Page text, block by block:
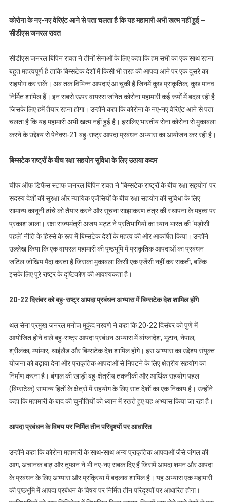
|
Uttarakhand
|
कोरोना के नए-नए वेरिएंट आने से पता चलता है कि यह महामारी अभी खत्म नहीं हुई –
सीडीएस जनरल रावत
सीडीएस जनरल बिपिन रावत ने तीनों सेनाओं के लिए कहा कि हम सभी का एक साथ रहना
बहुत महत्वपूर्ण है ताकि बिम्सटेक देशों में किसी भी तरह की आपदा आने पर एक दूसरे का
सहयोग कर सकें। अब तक विभिन्न आपदाएं आ चुकी हैं जिनमें कुछ प्राकृतिक, कुछ मानव
निर्मित शामिल हैं। इन सबसे ऊपर वायरस जनित कोरोना महामारी कई रूपों में बदल रही है
जिसके लिए हमें तैयार रहना होगा। उन्होंने कहा कि कोरोना के नए-नए वेरिएंट आने से पता
चलता है कि यह महामारी अभी खत्म नहीं हुई है। इसलिए भारतीय सेना कोरोना से मुकाबला
करने के उद्देश्य से पेनेक्स-21 बहु-राष्ट्र आपदा प्रबंधन अभ्यास का आयोजन कर रही है।
बिम्सटेक राष्ट्रों के बीच रक्षा सहयोग सुविधा के लिए उठाया कदम
चीफ ऑफ डिफेंस स्टाफ जनरल बिपिन रावत ने ‘बिम्सटेक राष्ट्रों के बीच रक्षा सहयोग’ पर
सदस्य देशों की सुरक्षा और न्यायिक एजेंसियों के बीच रक्षा सहयोग की सुविधा के लिए
सामान्य कानूनी ढांचे को तैयार करने और सूचना साझाकरण तंत्र की स्थापना के महत्व पर
प्रकाश डाला। रक्षा राज्यमंत्री अजय भट्ट ने प्रतिभागियों का ध्यान भारत की ‘पड़ोसी
पहले’ नीति के हिस्से के रूप में बिम्सटेक देशों के महत्व की ओर आकर्षित किया। उन्होंने
उल्लेख किया कि एक वायरल महामारी की पृष्ठभूमि में प्राकृतिक आपदाओं का प्रबंधन
जटिल जोखिम पैदा करता है जिसका मुकाबला किसी एक एजेंसी नहीं कर सकती, बल्कि
इसके लिए पूरे राष्ट्र के दृष्टिकोण की आवश्यकता है।
20-22 दिसंबर को बहु-राष्ट्र आपदा प्रबंधन अभ्यास में बिम्सटेक देश शामिल होंगे
थल सेना प्रमुख जनरल मनोज मुकुंद नरवणे ने कहा कि 20-22 दिसंबर को पुणे में
आयोजित होने वाले बहु-राष्ट्र आपदा प्रबंधन अभ्यास में बांग्लादेश, भूटान, नेपाल,
श्रीलंका, म्यांमार, थाईलैंड और बिम्सटेक देश शामिल होंगे। इस अभ्यास का उद्देश्य संयुक्त
योजना को बढ़ावा देना और प्राकृतिक आपदाओं से निपटने के लिए क्षेत्रीय सहयोग का
निर्माण करना है। बंगाल की खाड़ी बहु-क्षेत्रीय तकनीकी और आर्थिक सहयोग पहल
(बिम्सटेक) सामान्य हितों के क्षेत्रों में सहयोग के लिए सात देशों का एक निकाय है। उन्होंने
कहा कि महामारी के बाद की चुनौतियों को ध्यान में रखते हुए यह अभ्यास किया जा रहा है।
आपदा प्रबंधन के विषय पर निर्मित तीन परिदृश्यों पर आधारित
उन्होंने कहा कि कोरोना महामारी के साथ-साथ अन्य प्राकृतिक आपदाओं जैसे जंगल की
आग, अचानक बाढ़ और तूफान ने भी नए-नए सबक दिए हैं जिसमें आपदा शमन और आपदा
के प्रबंधन के लिए अभ्यास और प्रक्रिया में बदलाव शामिल है। यह अभ्यास एक महामारी
की पृष्ठभूमि में आपदा प्रबंधन के विषय पर निर्मित तीन परिदृश्यों पर आधारित होगा।